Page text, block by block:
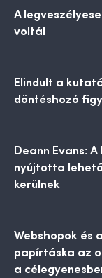
A
voltál
Elindult a
döntéshozó
Deann Evans:
nyújtotta
kerülnek
Webshopok és
papírtáska az
a